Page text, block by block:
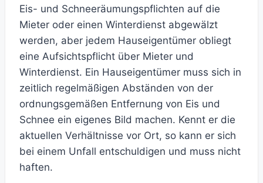
Eis- und Schneeräumungspflichten auf die
Mieter oder einen Winterdienst abgewälzt
werden, aber jedem Hauseigentümer obliegt
eine Aufsichtspflicht über Mieter und
Winterdienst. Ein Hauseigentümer muss sich in
zeitlich regelmäßigen Abständen von der
ordnungsgemäßen Entfernung von Eis und
Schnee ein eigenes Bild machen. Kennt er die
aktuellen Verhältnisse vor Ort, so kann er sich
bei einem Unfall entschuldigen und muss nicht
haften.